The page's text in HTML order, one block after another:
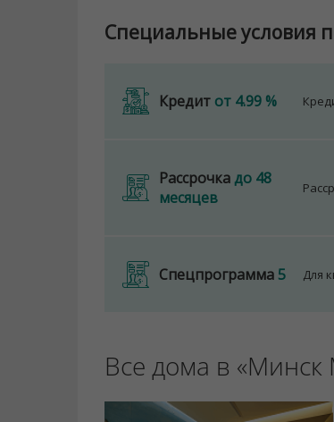
Специальные условия
Кредит от 4.99 %
Рассрочкадо 48
месяцев
Спецпрограмма5 Для
Все дома в